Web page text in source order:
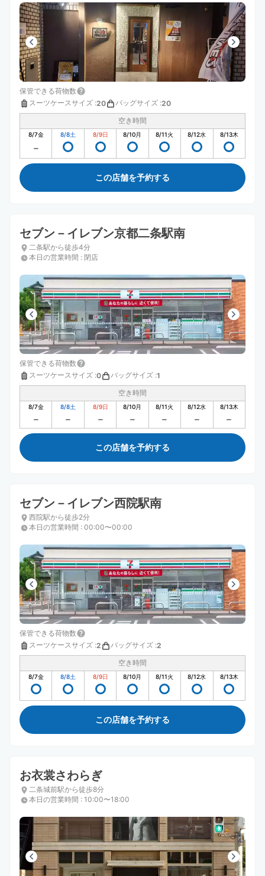
保管できる荷物数
スーツケースサイズ :20 バッグサイズ :20
空き時間
8/7金 8/8土 8/9日 8/10月 8/11火 8/12水 8/13木
この店舗を予約する
セブン－イレブン京都二条駅南
二条駅から徒歩4分
本日の営業時間 : 閉店
保管できる荷物数
スーツケースサイズ :0 バッグサイズ :1
空き時間
8/7金 8/8土 8/9日 8/10月 8/11火 8/12水 8/13木
この店舗を予約する
セブン－イレブン西院駅南
西院駅から徒歩2分
本日の営業時間 : 00:00〜00:00
保管できる荷物数
スーツケースサイズ :2 バッグサイズ :2
空き時間
8/7金 8/8土 8/9日 8/10月 8/11火 8/12水 8/13木
この店舗を予約する
お衣裳さわらぎ
二条城前駅から徒歩8分
本日の営業時間 : 10:00〜18:00